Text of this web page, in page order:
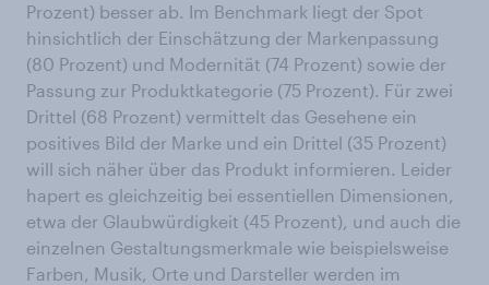
Prozent) besser ab. Im Benchmark liegt der Spot
hinsichtlich der Einschätzung der Markenpassung
(80 Prozent) und Modernität (74 Prozent) sowie der
Passung zur Produktkategorie (75 Prozent). Für zwei
Drittel (68 Prozent) vermittelt das Gesehene ein
positives Bild der Marke und ein Drittel (35 Prozent)
will sich näher über das Produkt informieren. Leider
hapert es gleichzeitig bei essentiellen Dimensionen,
etwa der Glaubwürdigkeit (45 Prozent), und auch die
einzelnen Gestaltungsmerkmale wie beispielsweise
Farben, Musik, Orte und Darsteller werden im